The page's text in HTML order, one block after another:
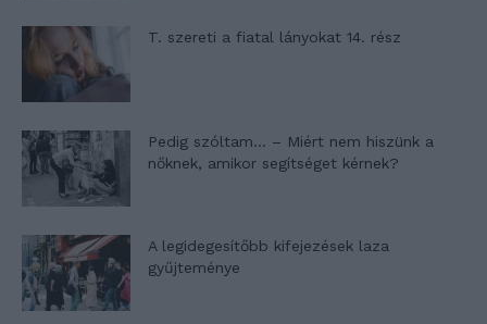
T. szereti a fiatal lányokat 14. rész
Pedig szóltam… – Miért nem hiszünk a
nőknek, amikor segítséget kérnek?
A legidegesítőbb kifejezések laza
gyűjteménye